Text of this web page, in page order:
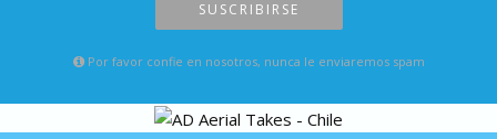
SUSCRIBIRSE
Por favor confie en nosotros, nunca le enviaremos spam